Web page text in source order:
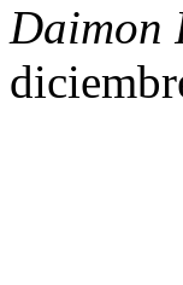
Daimon